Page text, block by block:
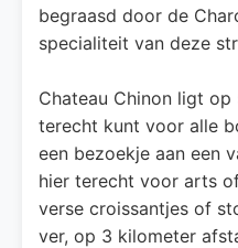
begraasd door de
specialiteit van deze
Chateau Chinon ligt
terecht kunt voor alle
een bezoekje aan een
hier terecht voor arts
verse croissantjes of
ver, op 3 kilometer